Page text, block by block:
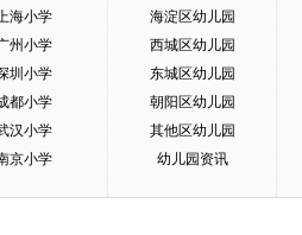
海小学
州小学
圳小学
都小学
汉小学
京小学
海淀区幼儿园
西城区幼儿园
东城区幼儿园
朝阳区幼儿园
其他区幼儿园
幼儿园资讯